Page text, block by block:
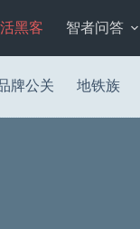
黑客 智者问答
牌公关 地铁族